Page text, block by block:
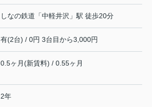
しなの鉄道 「中軽井沢 」駅 徒歩20分
有(2台) / 0円 3台目から3,000円
0.5ヶ月(新賃料) / 0.55ヶ月
2年